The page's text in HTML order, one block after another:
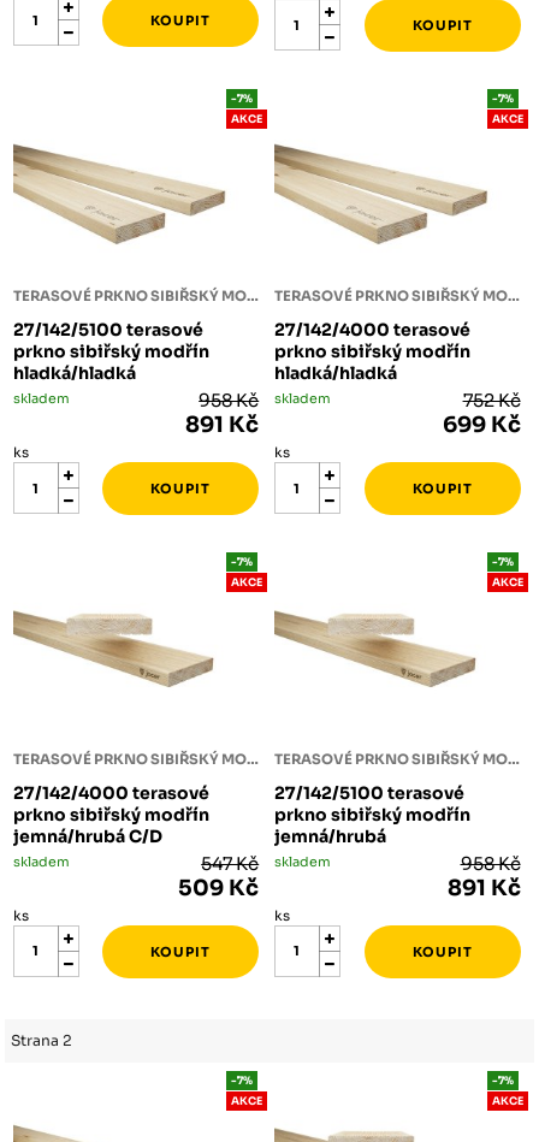
TERASOVÉ PRKNO SIBIŘSKÝ MODŘÍN
27/142/5100 terasové
prkno sibiřský modřín
hladká/hladká
-7%
AKCE
skladem 958 Kč
891 Kč
ks
TERASOVÉ PRKNO SIBIŘSKÝ MODŘÍN
27/142/4000 terasové
prkno sibiřský modřín
hladká/hladká
-7%
AKCE
skladem 752 Kč
699 Kč
ks
TERASOVÉ PRKNO SIBIŘSKÝ MODŘÍN
27/142/4000 terasové
prkno sibiřský modřín
jemná/hrubá C/D
-7%
AKCE
skladem 547 Kč
509 Kč
ks
TERASOVÉ PRKNO SIBIŘSKÝ MODŘÍN
27/142/5100 terasové
prkno sibiřský modřín
jemná/hrubá
-7%
AKCE
skladem 958 Kč
891 Kč
ks
Strana 2
-7%
AKCE
-7%
AKCE